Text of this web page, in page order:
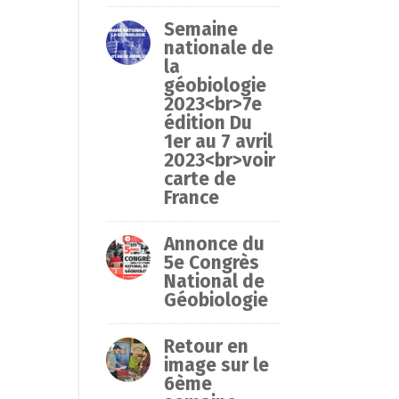
Semaine
nationale de
la
géobiologie
2023<br>7e
édition Du
1er au 7 avril
2023<br>voir
carte de
France
Annonce du
5e Congrès
National de
Géobiologie
Retour en
image sur le
6ème